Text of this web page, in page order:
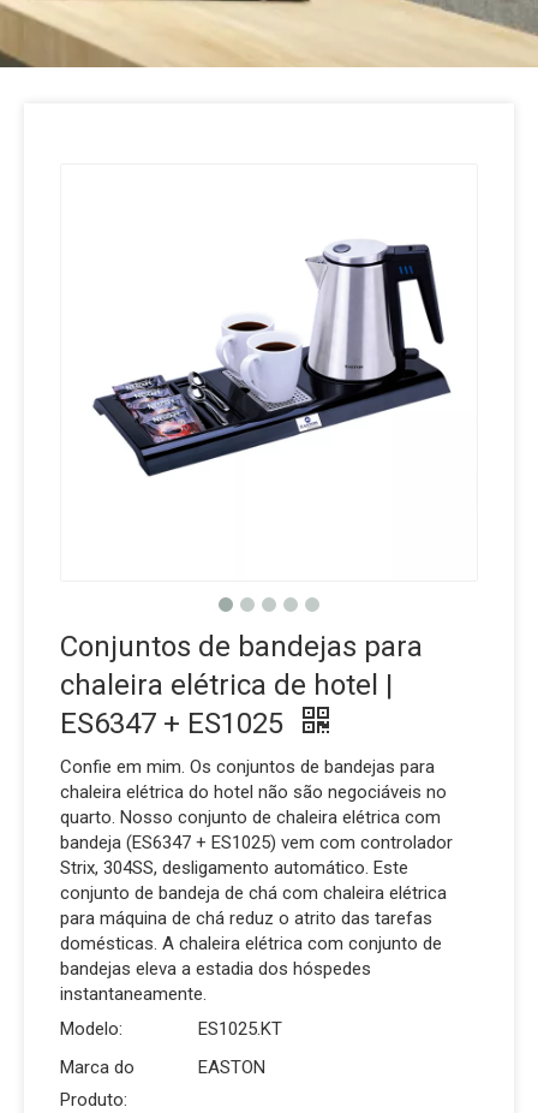
Conjuntos de bandejas para
chaleira elétrica de hotel |
ES6347 + ES1025
Confie em mim. Os conjuntos de bandejas para
chaleira elétrica do hotel não são negociáveis ​​no
quarto. Nosso conjunto de chaleira elétrica com
bandeja (ES6347 + ES1025) vem com controlador
Strix, 304SS, desligamento automático. Este
conjunto de bandeja de chá com chaleira elétrica
para máquina de chá reduz o atrito das tarefas
domésticas. A chaleira elétrica com conjunto de
bandejas eleva a estadia dos hóspedes
instantaneamente.
Modelo:
ES1025.KT
Marca do
Produto:
EASTON